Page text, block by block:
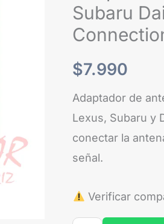
Subaru
$7.990
Adaptador de
Lexus, Subaru y
conectar la
señal.
Verificar
Daihatsu
Hembra
Radio
Auto
Connection
cantidad